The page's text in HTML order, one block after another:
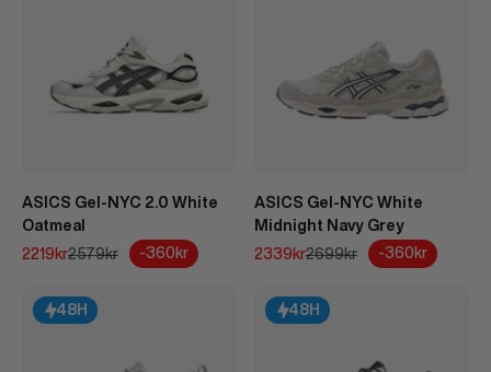
ASICS Gel-NYC 2.0 White
Oatmeal
REA-pris
2219krPris
2579kr -360kr
ASICS Gel-NYC White
Midnight Navy Grey
REA-pris
2339krPris
2699kr -360kr
48H 48H